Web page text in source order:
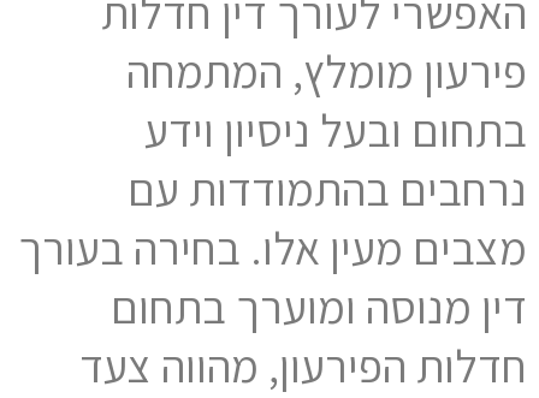
פירעון מומלץ, המתמחה
בתחום ובעל ניסיון וידע
נרחבים בהתמודדות עם
מצבים מעין אלו. בחירה בעורך
דין מנוסה ומוערך בתחום
חדלות הפירעון, מהווה צעד